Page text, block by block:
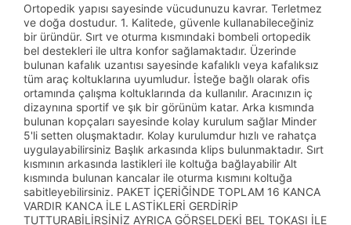
Ortopedik yapısı sayesinde vücudunuzu kavrar. Terletmez
ve doğa dostudur. 1. Kalitede, güvenle kullanabileceğiniz
bir üründür. Sırt ve oturma kısmındaki bombeli ortopedik
bel destekleri ile ultra konfor sağlamaktadır. Üzerinde
bulunan kafalık uzantısı sayesinde kafalıklı veya kafalıksız
tüm araç koltuklarına uyumludur. İsteğe bağlı olarak ofis
ortamında çalışma koltuklarında da kullanılır. Aracınızın iç
dizaynına sportif ve şık bir görünüm katar. Arka kısmında
bulunan kopçaları sayesinde kolay kurulum sağlar Minder
5'li setten oluşmaktadır. Kolay kurulumdur hızlı ve rahatça
uygulayabilirsiniz Başlık arkasında klips bulunmaktadır. Sırt
kısmının arkasında lastikleri ile koltuğa bağlayabilir Alt
kısmında bulunan kancalar ile oturma kısmını koltuğa
sabitleyebilirsiniz. PAKET İÇERİĞİNDE TOPLAM 16 KANCA
VARDIR KANCA İLE LASTİKLERİ GERDİRİP
TUTTURABİLİRSİNİZ AYRICA GÖRSELDEKİ BEL TOKASI İLE